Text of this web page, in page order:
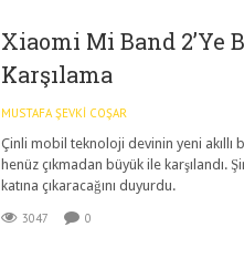
Xiaomi Mi Band 2’ye
Karşılama
MUSTAFA ŞEVKI COŞAR
Çinli mobil teknoloji devinin yeni akıllı
henüz çıkmadan büyük ile karşılandı.
katına çıkaracağını duyurdu.
3047 0